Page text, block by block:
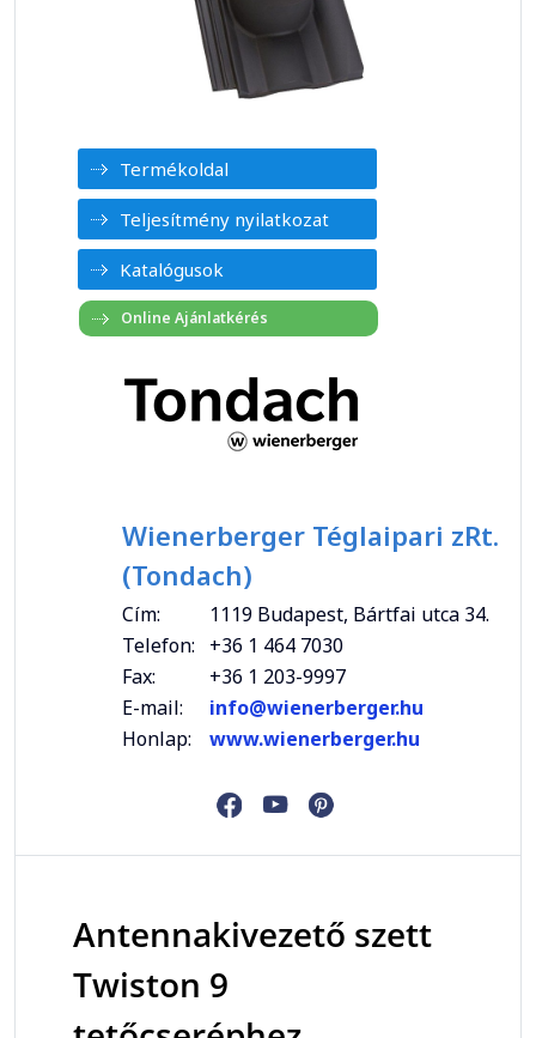
Termékoldal
Teljesítmény nyilatkozat
Katalógusok
Wienerberger Téglaipari zRt.
(Tondach)
Cím:
1119 Budapest, Bártfai utca 34.
Telefon:
+36 1 464 7030
Fax:
+36 1 203-9997
E-mail:
info@wienerberger.hu
Honlap:
www.wienerberger.hu
Antennakivezető szett
Twiston 9